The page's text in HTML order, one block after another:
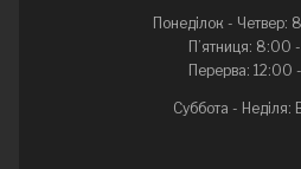
Понеділок - Четвер:
П’ятниця: 8:00
Перерва: 12:00
Суббота - Неділя: